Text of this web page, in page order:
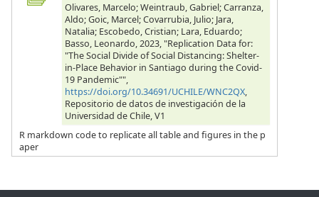
Olivares, Marcelo; Weintraub, Gabriel; Carranza,
Aldo; Goic, Marcel; Covarrubia, Julio; Jara,
Natalia; Escobedo, Cristian; Lara, Eduardo;
Basso, Leonardo, 2023, "Replication Data for:
"The Social Divide of Social Distancing: Shelter-
in-Place Behavior in Santiago during the Covid-
19 Pandemic"",
https://doi.org/10.34691/UCHILE/WNC2QX,
Repositorio de datos de investigación de la
Universidad de Chile, V1
R markdown code to replicate all table and figures in the p
aper